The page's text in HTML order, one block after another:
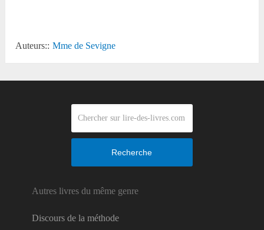
Auteurs:: Mme de Sevigne
Recherche
Autres livres du même genre
Discours de la méthode